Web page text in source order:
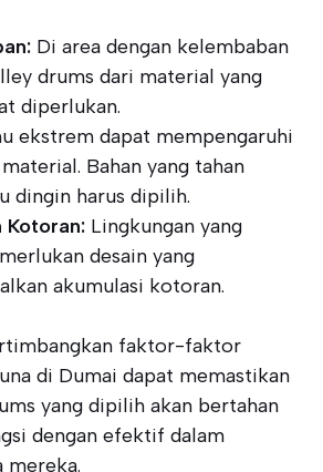
Di area dengan kelembaban
drums dari material yang
diperlukan.
ekstrem dapat mempengaruhi
Bahan yang tahan
dingin harus dipilih.
Kotoran: Lingkungan yang
desain yang
akumulasi kotoran.
faktor-faktor
di Dumai dapat memastikan
yang dipilih akan bertahan
dengan efektif dalam
mereka.